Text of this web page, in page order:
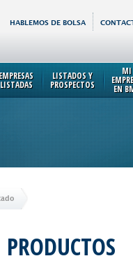
HABLEMOS DE BOLSA
EMPRESAS
LISTADAS
LISTADOS Y
PROSPECTOS
MI
EN
PRODUCTOS